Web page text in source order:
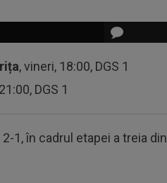
, vineri, 18:00, DGS 1
DGS 1
2-1, în cadrul etapei a treia din